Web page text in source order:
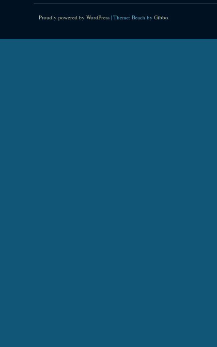
Proudly powered by WordPress | Theme: Beach by Gibbo.